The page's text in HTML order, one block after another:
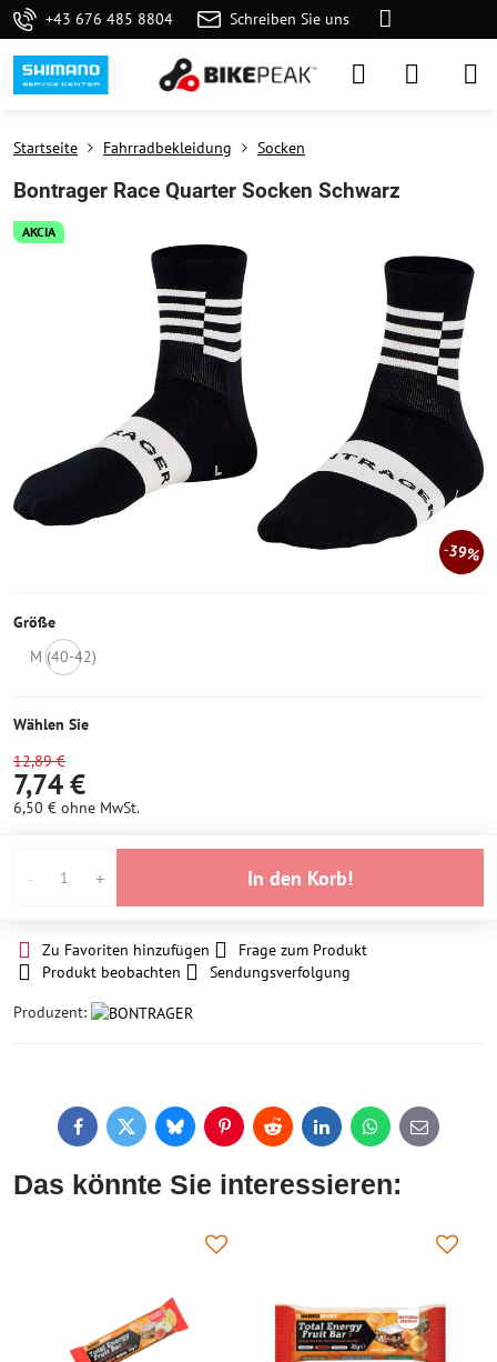
+43 676 485 8804 Schreiben Sie uns
AKCIA
39%
Startseite Fahrradbekleidung Socken
Bontrager Race Quarter Socken Schwarz
Größe
M (40-42)
Lager
Wählen Sie
12,89 €
7,74 €
6,50 € ohne MwSt.
In den Korb!
Zu Favoriten hinzufügen
Frage zum Produkt
Produkt beobachten
Sendungsverfolgung
Produzent:
FacebookTwitterBlueskyPinterestReddit LinkedInWhatsApp
E-
mail
Das könnte Sie interessieren: